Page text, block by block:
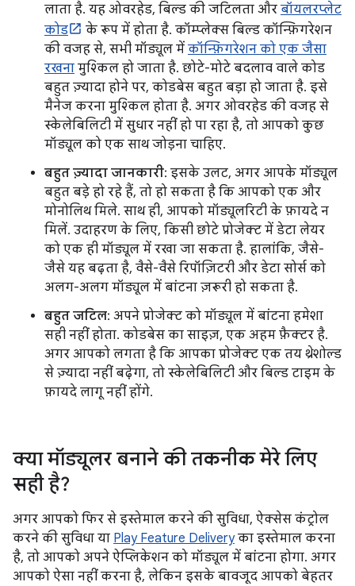
लाता है. यह ओवरहेड, बिल्ड की जटिलता और बॉयलरप्लेट
कोड
के रूप में होता है. कॉम्प्लेक्स बिल्ड कॉन्फ़िगरेशन
की वजह से, सभी मॉड्यूल में कॉन्फ़िगरेशन को एक जैसा
रखना मुश्किल हो जाता है. छोटे-मोटे बदलाव वाले कोड
बहुत ज़्यादा होने पर, कोडबेस बहुत बड़ा हो जाता है. इसे
मैनेज करना मुश्किल होता है. अगर ओवरहेड की वजह से
स्केलेबिलिटी में सुधार नहीं हो पा रहा है, तो आपको कुछ
मॉड्यूल को एक साथ जोड़ना चाहिए.
बहुत ज़्यादा जानकारी: इसके उलट, अगर आपके मॉड्यूल
बहुत बड़े हो रहे हैं, तो हो सकता है कि आपको एक और
मोनोलिथ मिले. साथ ही, आपको मॉड्यूलरिटी के फ़ायदे न
मिलें. उदाहरण के लिए, किसी छोटे प्रोजेक्ट में डेटा लेयर
को एक ही मॉड्यूल में रखा जा सकता है. हालांकि, जैसे-
जैसे यह बढ़ता है, वैसे-वैसे रिपॉज़िटरी और डेटा सोर्स को
अलग-अलग मॉड्यूल में बांटना ज़रूरी हो सकता है.
बहुत जटिल: अपने प्रोजेक्ट को मॉड्यूल में बांटना हमेशा
सही नहीं होता. कोडबेस का साइज़, एक अहम फ़ैक्टर है.
अगर आपको लगता है कि आपका प्रोजेक्ट एक तय थ्रेशोल्ड
से ज़्यादा नहीं बढ़ेगा, तो स्केलेबिलिटी और बिल्ड टाइम के
फ़ायदे लागू नहीं होंगे.
क्या मॉड्यूलर बनाने की तकनीक मेरे लिए
सही है?
अगर आपको फिर से इस्तेमाल करने की सुविधा, ऐक्सेस कंट्रोल
करने की सुविधा या Play Feature Deliveryका इस्तेमाल करना
है, तो आपको अपने ऐप्लिकेशन को मॉड्यूल में बांटना होगा. अगर
आपको ऐसा नहीं करना है, लेकिन इसके बावजूद आपको बेहतर